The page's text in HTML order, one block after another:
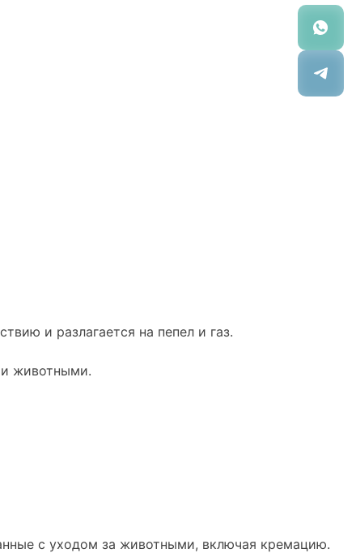
и разлагается на пепел и газ.
животными.
с уходом за животными, включая кремацию.